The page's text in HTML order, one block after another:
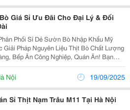
Giá Sỉ Ưu Đãi Cho Đại Lý & Đối
Phối Sỉ Dẻ Sườn Bò Nhập Khẩu Mỹ
Bếp Ăn Công Nghiệp, Quán Ăn! Bạn
Nguồn Dẻ Sườn Bò Nhập Khẩu Chính
Lượng Ổn Định, Giá Sỉ Cạnh Tranh...
Nội 19/09/2025
Sỉ Thịt Nạm Trâu M11 Tại Hà Nội